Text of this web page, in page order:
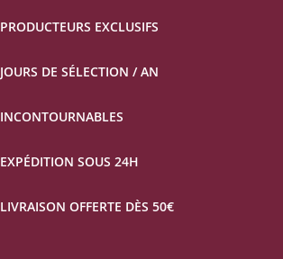
PRODUCTEURS EXCLUSIFS
JOURS DE SÉLECTION / AN
INCONTOURNABLES
EXPÉDITION SOUS 24H
LIVRAISON OFFERTE DÈS 50€